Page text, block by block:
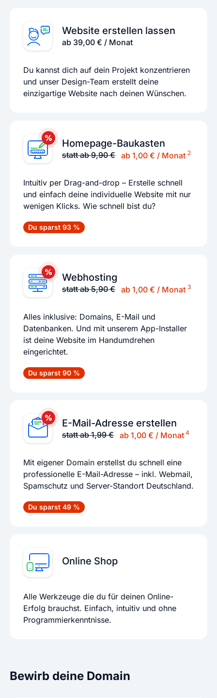
Website erstellen lassen
ab 39,00 € / Monat
Du kannst dich auf dein Projekt konzentrieren
und unser Design-Team erstellt deine
einzigartige Website nach deinen Wünschen.
Homepage-Baukasten
statt ab 9,90 € ab 1,00 € / Monat 2
Intuitiv per Drag-and-drop – Erstelle schnell
und einfach deine individuelle Website mit nur
wenigen Klicks. Wie schnell bist du?
Du sparst 93 %
Webhosting
statt ab 5,90 € ab 1,00 € / Monat 3
Alles inklusive: Domains, E-Mail und
Datenbanken. Und mit unserem App-Installer
ist deine Website im Handumdrehen
eingerichtet.
Du sparst 90 %
E-Mail-Adresse erstellen
statt ab 1,99 € ab 1,00 € / Monat4
Mit eigener Domain erstellst du schnell eine
professionelle E-Mail-Adresse – inkl. Webmail,
Spamschutz und Server-Standort Deutschland.
Du sparst 49 %
Online Shop
Alle Werkzeuge die du für deinen Online-
Erfolg brauchst. Einfach, intuitiv und ohne
Programmierkenntnisse.
Bewirb deine Domain